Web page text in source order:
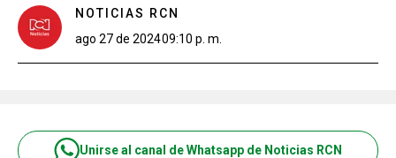
NOTICIAS RCN
ago 27 de 202409:10 p. m.
Unirse al canal de Whatsapp de Noticias RCN